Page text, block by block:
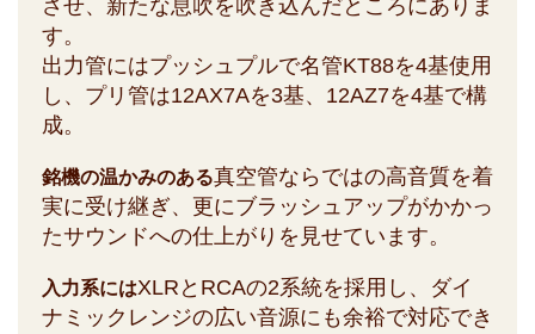
させ、新たな息吹を吹き込んだところにありま
す。
出力管にはプッシュプルで名管KT88を4基使用
し、プリ管は12AX7Aを3基、12AZ7を4基で構
成。
銘機の温かみのある真空管ならではの高音質を着
実に受け継ぎ、更にブラッシュアップがかかっ
たサウンドへの仕上がりを見せています。
入力系にはXLRとRCAの2系統を採用し、ダイ
ナミックレンジの広い音源にも余裕で対応でき